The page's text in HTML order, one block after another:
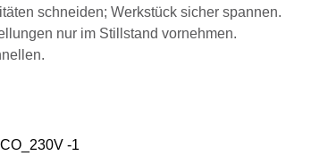
schneiden; Werkstück sicher spannen.
nur im Stillstand vornehmen.